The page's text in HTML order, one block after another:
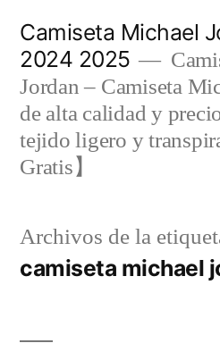
contenido
Camiseta Michael
2024 2025
Jordan – Camiseta
de alta calidad y
tejido ligero y
Gratis】
Archivos de la
camiseta michael